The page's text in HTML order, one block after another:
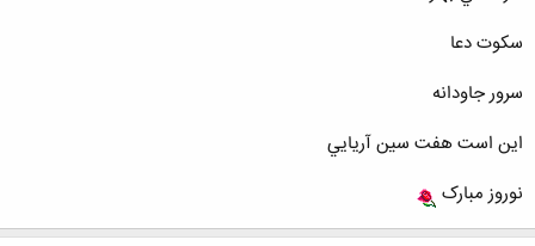
سکوت دعا
سرور جاودانه
اين است هفت سين آريايي
نوروز مبارک